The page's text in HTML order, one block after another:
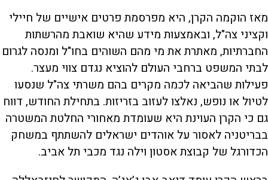
מאז הוקמה הקרן, היא מפרסמת פרטים אישיים של חיילי
וקציני צה"ל, ובאמצעות מידע שהיא שואבת מהרשתות
החברתיות, מאתרת את מי מהם השוהים בחו"ל ומנסה לגרום
לבתי המשפט ברחבי העולם להוציא נגדם צווי מעצר.
פעילות שהביאה לכמה מקרים בהם משרתי צה"ל שנסעו
לטיול או נופש, נאלצו לעזוב בזריזות. בתחילת החודש, דווח
גם כי הקרן העוינת היא שעומדת מאחורי החלטת המשטרה
בבריטניה לאסור על אוהדים ישראלים להשתתף במשחק
הכדורגל של קבוצת אסטון וילה נגד מכבי תל אביב.